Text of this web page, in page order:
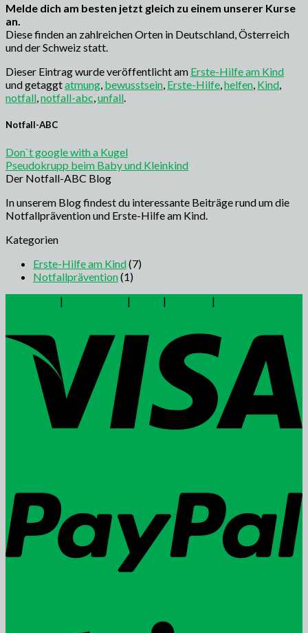
Melde dich am besten jetzt gleich zu einem unserer Kurse
an.
Diese finden an zahlreichen Orten in Deutschland, Österreich
und der Schweiz statt.
Dieser Eintrag wurde veröffentlicht am Erste-Hilfe am Kind
und getaggtatmung, bewusstsein, Erste-Hilfe,helfen, Kind,
notfall,notfall-abc,unfall.
Notfall-ABC
Don`t google with a Kugel
Pseudokrupp beim Baby und Kleinkind
Der Notfall-ABC Blog
In unserem Blog findest du interessante Beiträge rund um die
Notfallprävention und Erste-Hilfe am Kind.
Kategorien
Erste-Hilfe am Kind(7)
Notfallprävention(1)
| | | |